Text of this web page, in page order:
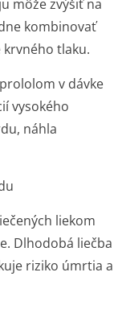
môže zvýšiť na
kombinovať
krvného tlaku.
v dávke
vysokého
náhla
liekom
Dlhodobá liečba
riziko úmrtia a